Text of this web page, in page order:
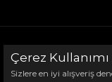
PASSAT B5
Çerez Kullanımı
Sizlere en iyi alışveriş